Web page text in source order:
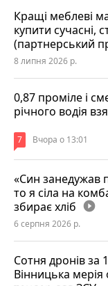
Кращі меблеві
купити сучасні,
(партнерський
8 липня 2026 р.
0,87 проміле і
річного водія
7 Вчора о 13:01
«Син занедужав
то я сіла на
збирає хліб play_circle_filled
6 серпня 2026 р.
Сотня дронів за
Вінницька